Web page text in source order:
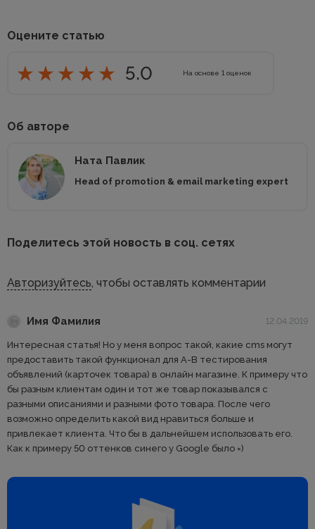
Оцените статью
5.0 На основе 1 оценок
Об авторе
Ната Павлик
Head of promotion & email marketing expert
Поделитесь этой новость в соц. сетях
Авторизуйтесь, чтобы оставлять комментарии
Имя Фамилия 12.04.2019
Интересная статья! Но у меня вопрос такой, какие cms могут
предоставить такой функционал для A-B тестирования
объявлений (карточек товара) в онлайн магазине. К примеру что
бы разным клиентам один и тот же товар показывался с
разными описаниями и разными фото товара. После чего
возможно определить какой вид нравиться больше и
привлекает клиента. Что бы в дальнейшем использовать его.
Как к примеру 50 оттенков синего у Google было =)